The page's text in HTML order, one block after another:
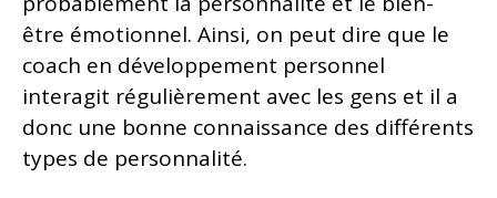
être émotionnel. Ainsi, on peut dire que le
coach en développement personnel
interagit régulièrement avec les gens et il a
donc une bonne connaissance des différents
types de personnalité.